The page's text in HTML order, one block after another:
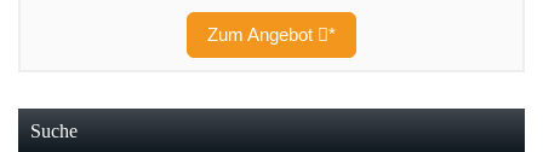
Zum Angebot *
Suche